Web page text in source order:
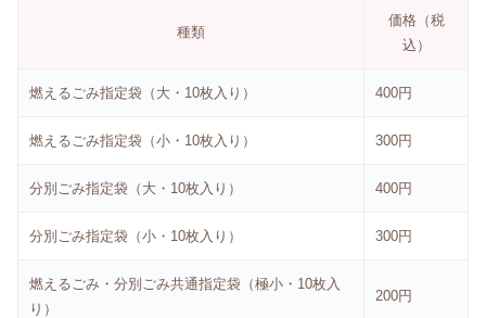
種類
価格（税
込）
燃えるごみ指定袋（大・10枚入り） 400円
燃えるごみ指定袋（小・10枚入り） 300円
分別ごみ指定袋（大・10枚入り） 400円
分別ごみ指定袋（小・10枚入り） 300円
燃えるごみ・分別ごみ共通指定袋（極小・10枚入
り）
200円